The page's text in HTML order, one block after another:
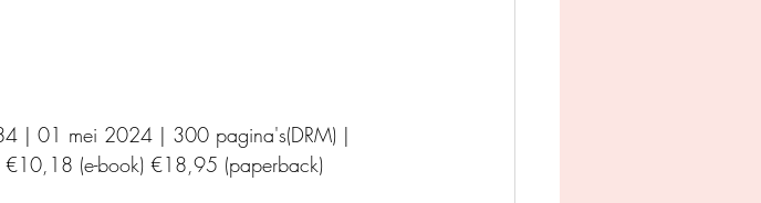
| 01 mei 2024 | 300 pagina's(DRM) |
€10,18 (e-book) €18,95 (paperback)